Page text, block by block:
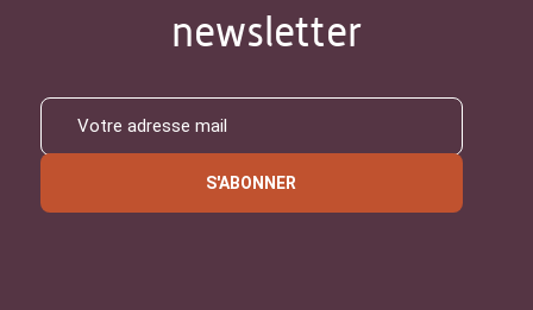
newsletter
S'ABONNER